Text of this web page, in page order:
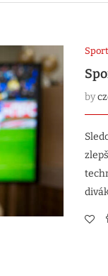
Sport
by